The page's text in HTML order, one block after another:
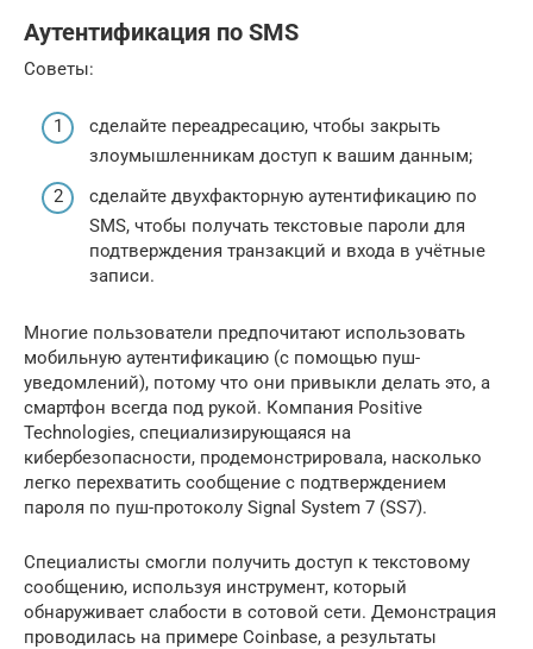
Аутентификация по SMS
Советы:
сделайте переадресацию, чтобы закрыть
злоумышленникам доступ к вашим данным;
сделайте двухфакторную аутентификацию по
SMS, чтобы получать текстовые пароли для
подтверждения транзакций и входа в учётные
записи.
Многие пользователи предпочитают использовать
мобильную аутентификацию (с помощью пуш-
уведомлений), потому что они привыкли делать это, а
смартфон всегда под рукой. Компания Positive
Technologies, специализирующаяся на
кибербезопасности, продемонстрировала, насколько
легко перехватить сообщение с подтверждением
пароля по пуш-протоколу Signal System 7 (SS7).
Специалисты смогли получить доступ к текстовому
сообщению, используя инструмент, который
обнаруживает слабости в сотовой сети. Демонстрация
проводилась на примере Coinbase, а результаты